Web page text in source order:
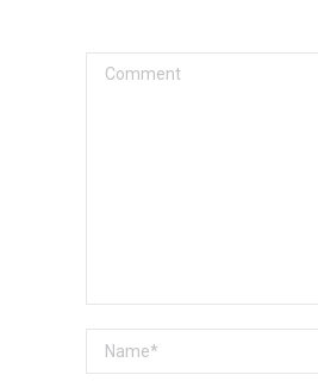
Comment
Name *